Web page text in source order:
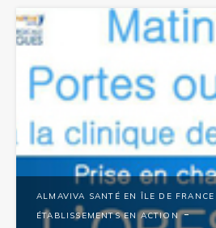
ALMAVIVA SANTÉ EN ÎLE DE FRANCE
ÉTABLISSEMENTS EN ACTION -